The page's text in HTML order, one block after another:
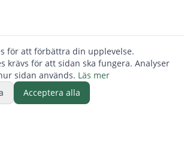
för att förbättra din upplevelse.
krävs för att sidan ska fungera. Analyser
sidan används. Läs mer
Acceptera alla